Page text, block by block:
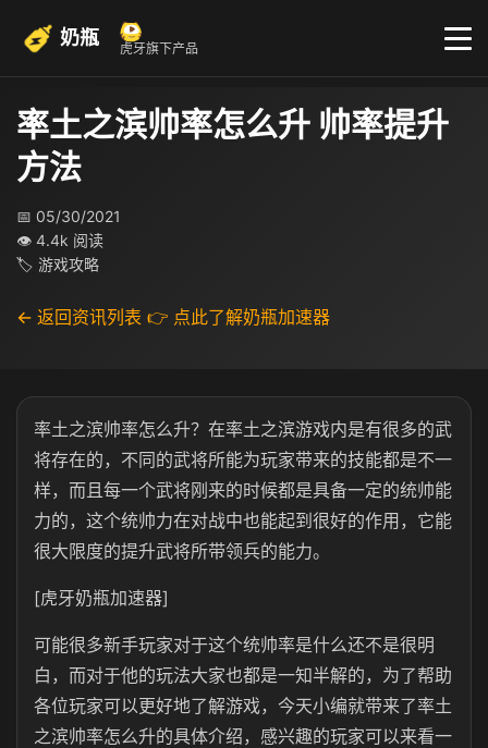
奶瓶 虎牙旗下产品
率土之滨帅率怎么升 帅率提升
方法
📅 05/30/2021
👁 4.4k 阅读
🏷 游戏攻略
← 返回资讯列表 👉 点此了解奶瓶加速器
率土之滨帅率怎么升？在率土之滨游戏内是有很多的武
将存在的，不同的武将所能为玩家带来的技能都是不一
样，而且每一个武将刚来的时候都是具备一定的统帅能
力的，这个统帅力在对战中也能起到很好的作用，它能
很大限度的提升武将所带领兵的能力。
[虎牙奶瓶加速器]
可能很多新手玩家对于这个统帅率是什么还不是很明
白，而对于他的玩法大家也都是一知半解的，为了帮助
各位玩家可以更好地了解游戏，今天小编就带来了率土
之滨帅率怎么升的具体介绍，感兴趣的玩家可以来看一